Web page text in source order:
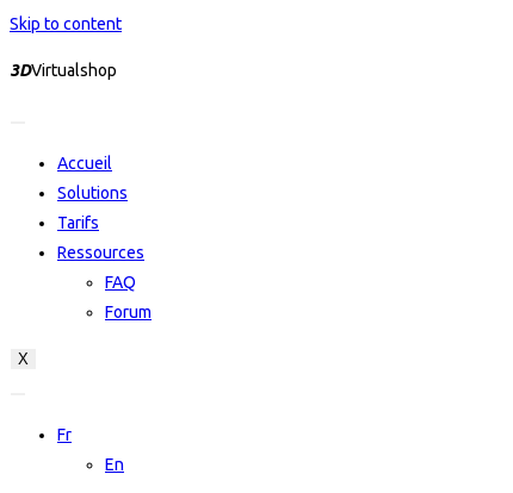
Skip to content
3DVirtualshop
Accueil
Solutions
Tarifs
Ressources
FAQ
Forum
X
Fr
En